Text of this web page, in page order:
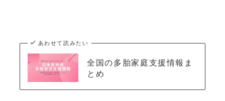
あわせて読みたい
全国の多胎家庭支援情報ま
とめ